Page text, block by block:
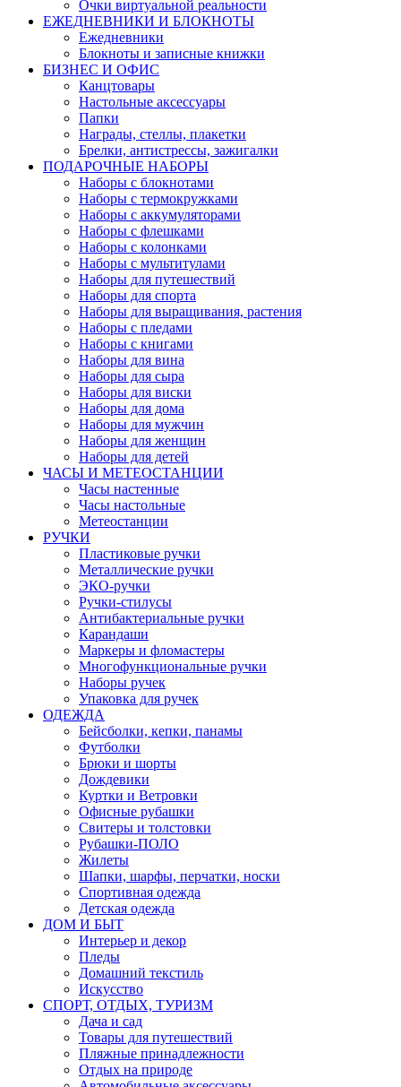
Очки виртуальной реальности
ЕЖЕДНЕВНИКИ И БЛОКНОТЫ
Ежедневники
Блокноты и записные книжки
БИЗНЕС И ОФИС
Канцтовары
Настольные аксессуары
Папки
Награды, стеллы, плакетки
Брелки, антистрессы, зажигалки
ПОДАРОЧНЫЕ НАБОРЫ
Наборы с блокнотами
Наборы с термокружками
Наборы с аккумуляторами
Наборы с флешками
Наборы с колонками
Наборы с мультитулами
Наборы для путешествий
Наборы для спорта
Наборы для выращивания, растения
Наборы с пледами
Наборы с книгами
Наборы для вина
Наборы для сыра
Наборы для виски
Наборы для дома
Наборы для мужчин
Наборы для женщин
Наборы для детей
ЧАСЫ И МЕТЕОСТАНЦИИ
Часы настенные
Часы настольные
Метеостанции
РУЧКИ
Пластиковые ручки
Металлические ручки
ЭКО-ручки
Ручки-стилусы
Антибактериальные ручки
Карандаши
Маркеры и фломастеры
Многофункциональные ручки
Наборы ручек
Упаковка для ручек
ОДЕЖДА
Бейсболки, кепки, панамы
Футболки
Брюки и шорты
Дождевики
Куртки и Ветровки
Офисные рубашки
Свитеры и толстовки
Рубашки-ПОЛО
Жилеты
Шапки, шарфы, перчатки, носки
Спортивная одежда
Детская одежда
ДОМ И БЫТ
Интерьер и декор
Пледы
Домашний текстиль
Искусство
СПОРТ, ОТДЫХ, ТУРИЗМ
Дача и сад
Товары для путешествий
Пляжные принадлежности
Отдых на природе